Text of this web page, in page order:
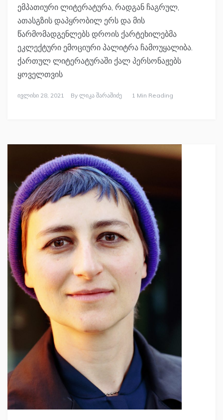
ემპათიური ლიტერატურა, რადგან ჩაგრულ,
ათასგზის დაპყრობილ ერს და მის
წარმომადგენლებს დროის ქარტეხილებმა
ეკლექტური ემოციური პალიტრა ჩამოუყალიბა.
ქართულ ლიტერატურაში ქალ პერსონაჟებს
ყოველთვის
Ივლისი 28, 2021 By Ლიკა Შარაშიძე 1 Min Reading